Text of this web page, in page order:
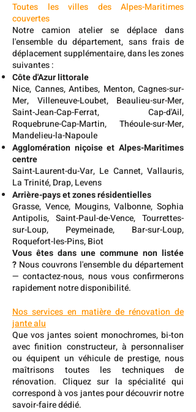
Toutes les villes des Alpes-Maritimes
couvertes
Notre camion atelier se déplace dans
l'ensemble du département, sans frais de
déplacement supplémentaire, dans les zones
suivantes :
Côte d'Azur littorale
Nice, Cannes, Antibes, Menton, Cagnes-sur-
Mer, Villeneuve-Loubet, Beaulieu-sur-Mer,
Saint-Jean-Cap-Ferrat, Cap-d'Ail,
Roquebrune-Cap-Martin, Théoule-sur-Mer,
Mandelieu-la-Napoule
Agglomération niçoise et Alpes-Maritimes
centre
Saint-Laurent-du-Var, Le Cannet, Vallauris,
La Trinité, Drap, Levens
Arrière-pays et zones résidentielles
Grasse, Vence, Mougins, Valbonne, Sophia
Antipolis, Saint-Paul-de-Vence, Tourrettes-
sur-Loup, Peymeinade, Bar-sur-Loup,
Roquefort-les-Pins, Biot
Vous êtes dans une commune non listée
? Nous couvrons l'ensemble du département
— contactez-nous, nous vous confirmerons
rapidement notre disponibilité.
Nos services en matière de rénovation de
jante alu
Que vos jantes soient monochromes, bi-ton
avec finition constructeur, à personnaliser
ou équipent un véhicule de prestige, nous
maîtrisons toutes les techniques de
rénovation. Cliquez sur la spécialité qui
correspond à vos jantes pour découvrir notre
savoir-faire dédié.